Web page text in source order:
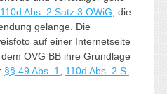
Abs. 2 Satz 3 OWiG, die
gelange. Die
auf einer Internetseite
OVG BB ihre Grundlage
§§ 49 Abs. 1, 110d Abs. 2 S.